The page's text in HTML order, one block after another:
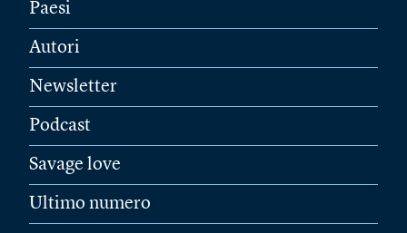
Paesi
Autori
Newsletter
Podcast
Savage love
Ultimo numero